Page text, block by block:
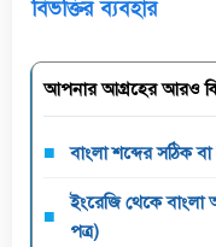
বিভক্তির ব্যবহার
আপনার আগ্রহের আরও
বাংলা শব্দের সঠিক
ইংরেজি থেকে বাংলা
পত্র)